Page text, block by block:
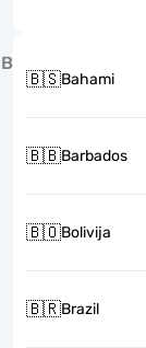
B
🇧🇸Bahami
🇧🇧Barbados
🇧🇴Bolivija
🇧🇷Brazil